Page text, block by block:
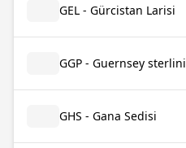
GEL - Gürcistan Larisi
GGP - Guernsey sterlini
GHS - Gana Sedisi